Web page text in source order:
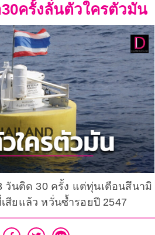
ครั้งลั่นตัวใครตัวมัน
นติด 30 ครั้ง แต่ทุ่นเตือนสึนามิ
สียแล้ว หวั่นซ้ำรอยปี 2547